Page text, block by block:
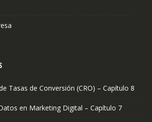
Tasas de Conversión (CRO) – Capítulo 8
en Marketing Digital – Capítulo 7